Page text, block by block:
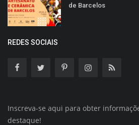
de Barcelos
REDES SOCIAIS
Inscreva-se aqui para obter
destaque!